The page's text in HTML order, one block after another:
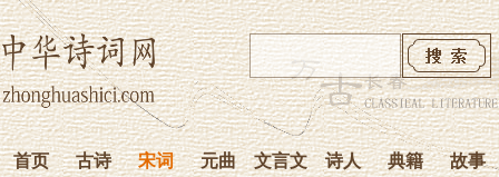
首页 古诗 宋词 元曲 文言文 诗人 典籍 故事